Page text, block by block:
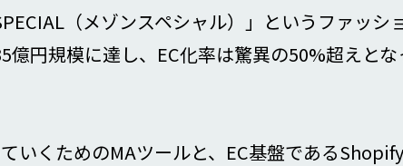
（メゾンスペシャル）」というファッシ
円規模に達し、EC化率は驚異の50%超えとな
いくためのMAツールと、EC基盤である